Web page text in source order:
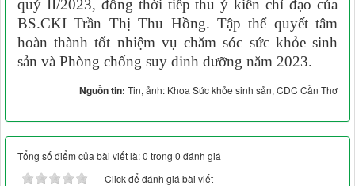
quý II/2023, đồng thời tiếp thu ý kiến chỉ đạo của
BS.CKI Trần Thị Thu Hồng. Tập thể quyết tâm
hoàn thành tốt nhiệm vụ chăm sóc sức khỏe sinh
sản và Phòng chống suy dinh dưỡng năm 2023.
Nguồn tin: Tin, ảnh: Khoa Sức khỏe sinh sản, CDC Cần Thơ
Tổng số điểm của bài viết là: 0 trong 0 đánh giá
Click để đánh giá bài viết